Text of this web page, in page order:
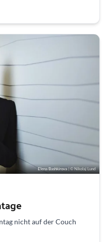
Elena Bashkirova| © Nikolaj Lund
nicht auf der Couch